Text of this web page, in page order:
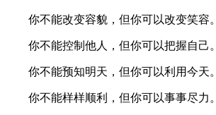
你不能改变容貌，但你可以改变笑容。
你不能控制他人，但你可以把握自己。
你不能预知明天，但你可以利用今天。
你不能样样顺利，但你可以事事尽力。